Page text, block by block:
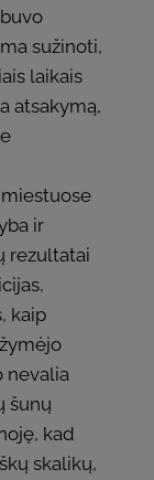
sužinoti,
laikais
atsakymą,
ir
rezultatai
kaip
nevalia
šunų
kad
skalikų,